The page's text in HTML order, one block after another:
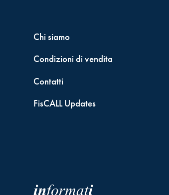
Chi siamo
Condizioni di vendita
Contatti
FisCALL Updates